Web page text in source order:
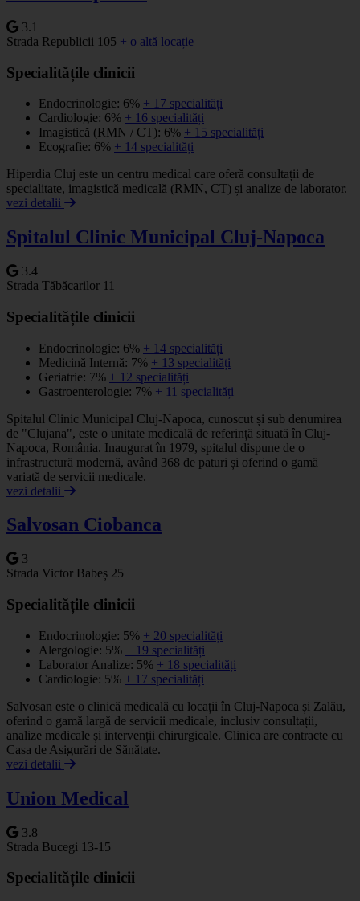
3.1
Strada Republicii 105 + o altă locație
Specialitățile clinicii
Endocrinologie: 6% + 17 specialități
Cardiologie: 6% + 16 specialități
Imagistică (RMN / CT): 6% + 15 specialități
Ecografie: 6% + 14 specialități
Hiperdia Cluj este un centru medical care oferă consultații de
specialitate, imagistică medicală (RMN, CT) și analize de laborator.
vezi detalii
Spitalul Clinic Municipal Cluj-Napoca
3.4
Strada Tăbăcarilor 11
Specialitățile clinicii
Endocrinologie: 6% + 14 specialități
Medicină Internă: 7% + 13 specialități
Geriatrie: 7% + 12 specialități
Gastroenterologie: 7% + 11 specialități
Spitalul Clinic Municipal Cluj-Napoca, cunoscut și sub denumirea
de "Clujana", este o unitate medicală de referință situată în Cluj-
Napoca, România. Inaugurat în 1979, spitalul dispune de o
infrastructură modernă, având 368 de paturi și oferind o gamă
variată de servicii medicale.
vezi detalii
Salvosan Ciobanca
3
Strada Victor Babeș 25
Specialitățile clinicii
Endocrinologie: 5% + 20 specialități
Alergologie: 5% + 19 specialități
Laborator Analize: 5% + 18 specialități
Cardiologie: 5% + 17 specialități
Salvosan este o clinică medicală cu locații în Cluj-Napoca și Zalău,
oferind o gamă largă de servicii medicale, inclusiv consultații,
analize medicale și intervenții chirurgicale. Clinica are contracte cu
Casa de Asigurări de Sănătate.
vezi detalii
Union Medical
3.8
Strada Bucegi 13-15
Specialitățile clinicii